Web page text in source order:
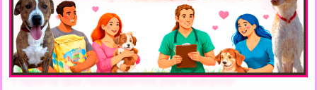
15 Noviembre 2025 a las 14:50 |#
Buenas tardes, quería saber el tamaño del perro ya
que vivimos en un piso ,antes teníamos un westy,
muchas gracias.
Y aparte que necesitamos para adoptar.